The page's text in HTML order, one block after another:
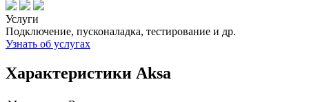
Услуги
Подключение, пусконаладка, тестирование и др.
Узнать об услугах
Характеристики Aksa